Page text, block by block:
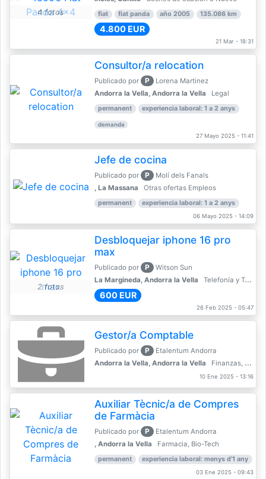
4 fotos fiat fiat panda año 2005 135.086 km
4.800 EUR
21 Mar - 18:31
Consultor/a relocation
Publicado por P
Lorena Martinez
Andorra la Vella, Andorra la Vella
Legal
permanent experiencia laboral: 1 a 2 anys
demanda
27 Mayo 2025 - 11:41
Jefe de cocina
Publicado por P
Molí dels Fanals
, La Massana
Otras ofertas Empleos
permanent experiencia laboral: 1 a 2 anys
06 Mayo 2025 - 14:09
2 fotos
Desbloquejar iphone 16 pro
max
Publicado por P
Witson Sun
La Margineda, Andorra la Vella
Telefonía y Telecomunicaciones
600 EUR
26 Feb 2025 - 05:47
Gestor/a Comptable
Publicado por P
Etalentum Andorra
Andorra la Vella, Andorra la Vella
Finanzas, Contabilidad, Banca
10 Ene 2025 - 13:16
Auxiliar Tècnic/a de Compres
de Farmàcia
Publicado por P
Etalentum Andorra
, Andorra la Vella
Farmacia, Bio-Tech
permanent experiencia laboral: menys d'1 any
03 Ene 2025 - 09:43